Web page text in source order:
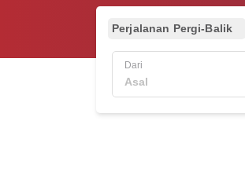
Perjalanan Pergi-Balik
Dari